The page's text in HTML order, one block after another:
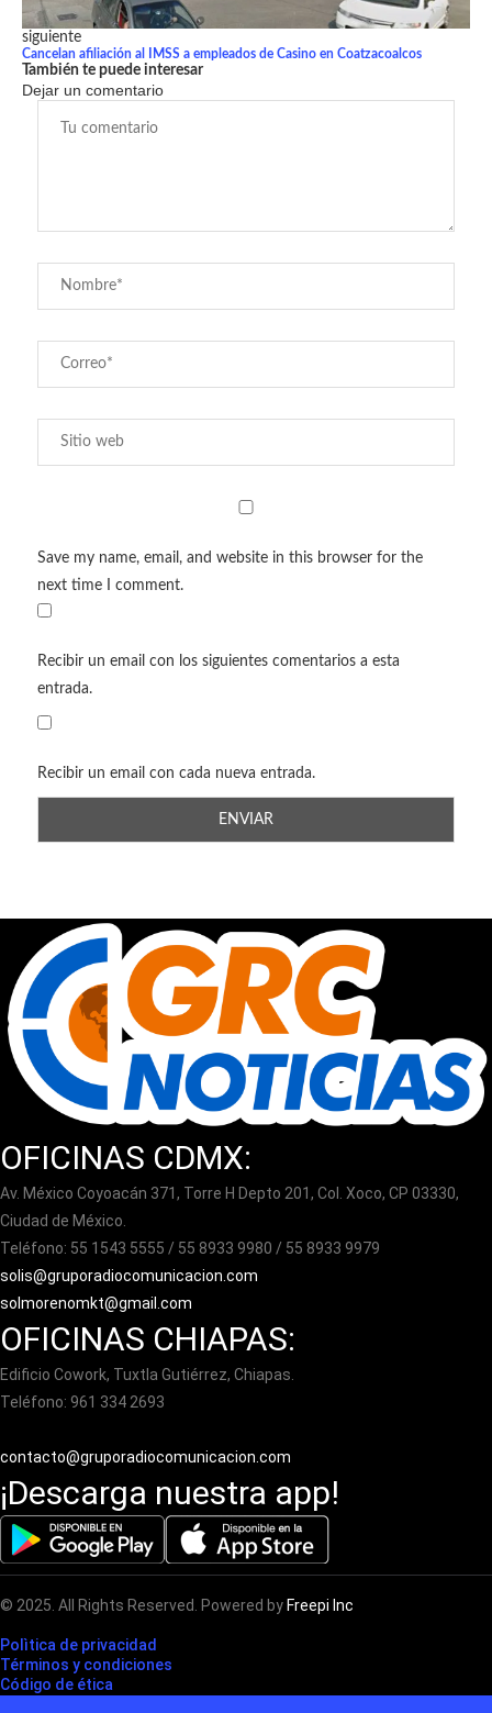
siguiente
Cancelan afiliación al IMSS a empleados de Casino en Coatzacoalcos
También te puede interesar
Dejar un comentario
Save my name, email, and website in this browser for the
next time I comment.
Recibir un email con los siguientes comentarios a esta
entrada.
Recibir un email con cada nueva entrada.
OFICINAS CDMX:
Av. México Coyoacán 371, Torre H Depto 201, Col. Xoco, CP 03330,
Ciudad de México.
Teléfono: 55 1543 5555 / 55 8933 9980 / 55 8933 9979
solis@gruporadiocomunicacion.com
solmorenomkt@gmail.com
OFICINAS CHIAPAS:
Edificio Cowork, Tuxtla Gutiérrez, Chiapas.
Teléfono: 961 334 2693
contacto@gruporadiocomunicacion.com
¡Descarga nuestra app!
© 2025. All Rights Reserved. Powered by Freepi Inc
Polìtica de privacidad
Términos y condiciones
Código de ética